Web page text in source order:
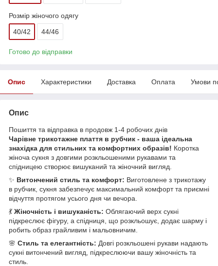
Розмір жіночого одягу
40/42 44/46
Готово до відправки
Опис Характеристики Доставка Оплата Умови
Опис
Пошиття та відправка в продовж 1-4 робочих днів
Чарівне трикотажне плаття в рубчик - ваша ідеальна
знахідка для стильних та комфортних образів! Коротка
жіноча сукня з довгими розкльошеними рукавами та
спідницею створює вишуканий та жіночний вигляд.
✨ Витончений стиль та комфорт: Виготовлене з трикотажу
в рубчик, сукня забезпечує максимальний комфорт та приємні
відчуття протягом усього дня чи вечора.
💃 Жіночність і вишуканість: Облягаючий верх сукні
підкреслює фігуру, а спідниця, що розкльошує, додає шарму і
робить образ грайливим і мальовничим.
🌸 Стиль та елегантність: Довгі розкльошені рукави надають
сукні витончений вигляд, підкреслюючи вашу жіночність та
стиль.